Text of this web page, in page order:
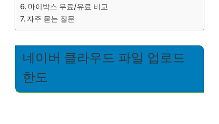
마이박스 무료/유료 비교
자주 묻는 질문
네이버 클라우드 파일 업로드
한도